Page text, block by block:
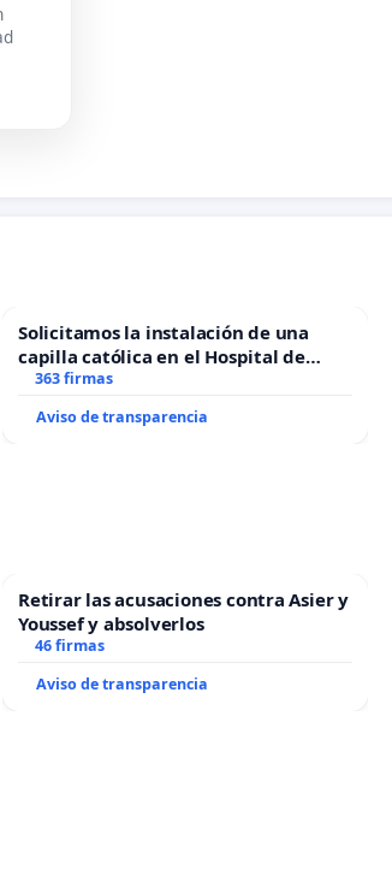
Solicitamos la instalación de una
capilla católica en el Hospital de
Alcañiz
363 firmas
Aviso de transparencia
Retirar las acusaciones contra Asier y
Youssef y absolverlos
46 firmas
Aviso de transparencia